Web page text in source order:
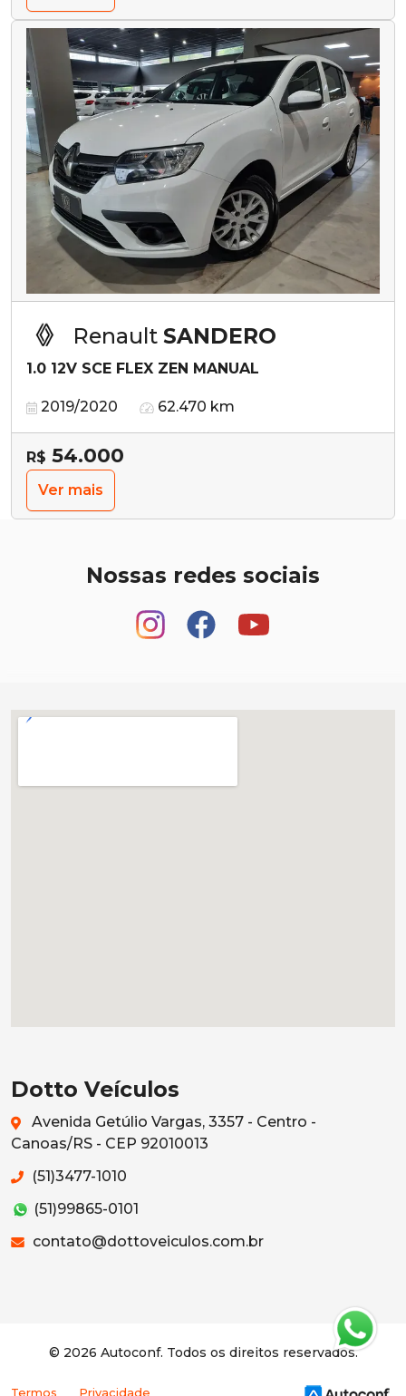
Renault SANDERO
1.0 12V SCE FLEX ZEN MANUAL
2019/2020 62.470 km
R$ 54.000
Ver mais
Nossas redes sociais
Dotto Veículos
Avenida Getúlio Vargas, 3357 - Centro -
Canoas/RS - CEP 92010013
(51)3477-1010
(51)99865-0101
contato@dottoveiculos.com.br
© 2026 Autoconf. Todos os direitos reservados.
Termos Privacidade